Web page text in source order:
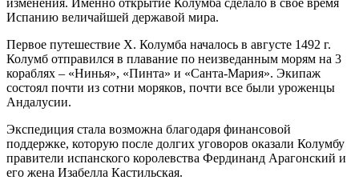
Испанию величайшей державой мира.
Первое путешествие Х. Колумба началось в августе 1492 г.
Колумб отправился в плавание по неизведанным морям на 3
кораблях – «Нинья», «Пинта» и «Санта-Мария». Экипаж
состоял почти из сотни моряков, почти все были уроженцы
Андалусии.
Экспедиция стала возможна благодаря финансовой
поддержке, которую после долгих уговоров оказали Колумбу
правители испанского королевства Фердинанд Арагонский и
его жена Изабелла Кастильская.